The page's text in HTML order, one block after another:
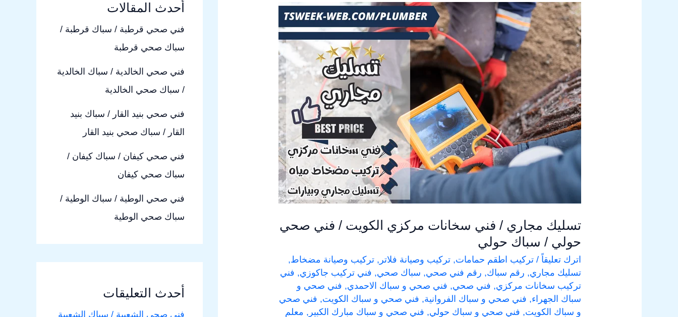
تسليك مجاري / فني سخانات مركزي الكويت / فني صحي
حولي / سباك حولي
اترك تعليقاً /تركيب اطقم حمامات,تركيب وصيانة فلاتر ,تركيب وصيانة مضخاط,
تسليك مجاري, رقم سباك, رقم فني صحي, سباك صحي, فني تركيب جاكوزي, فني
تركيب سخانات مركزي, فني صحي, فني صحي و سباك الاحمدي, فني صحي و
سباك الجهراء, فني صحي و سباك الفروانية, فني صحي و سباك الكويت, فني صحي
و سباك الكويت, فني صحي و سباك حولي, فني صحي و سباك مبارك الكبير , معلم
تسليك
مجاري
/
فني
سخانات
مركزي
الكويت
/
فني
صحي
حولي
سباك
أحدث المقالات
فني صحي قرطبة / سباك قرطبة /
سباك صحي قرطبة
فني صحي الخالدية / سباك الخالدية
/ سباك صحي الخالدية
فني صحي بنيد القار / سباك بنيد
القار / سباك صحي بنيد القار
فني صحي كيفان / سباك كيفان /
سباك صحي كيفان
فني صحي الوطية / سباك الوطية /
سباك صحي الوطية
أحدث التعليقات
فني صحي الشعيبة / سباك الشعيبة